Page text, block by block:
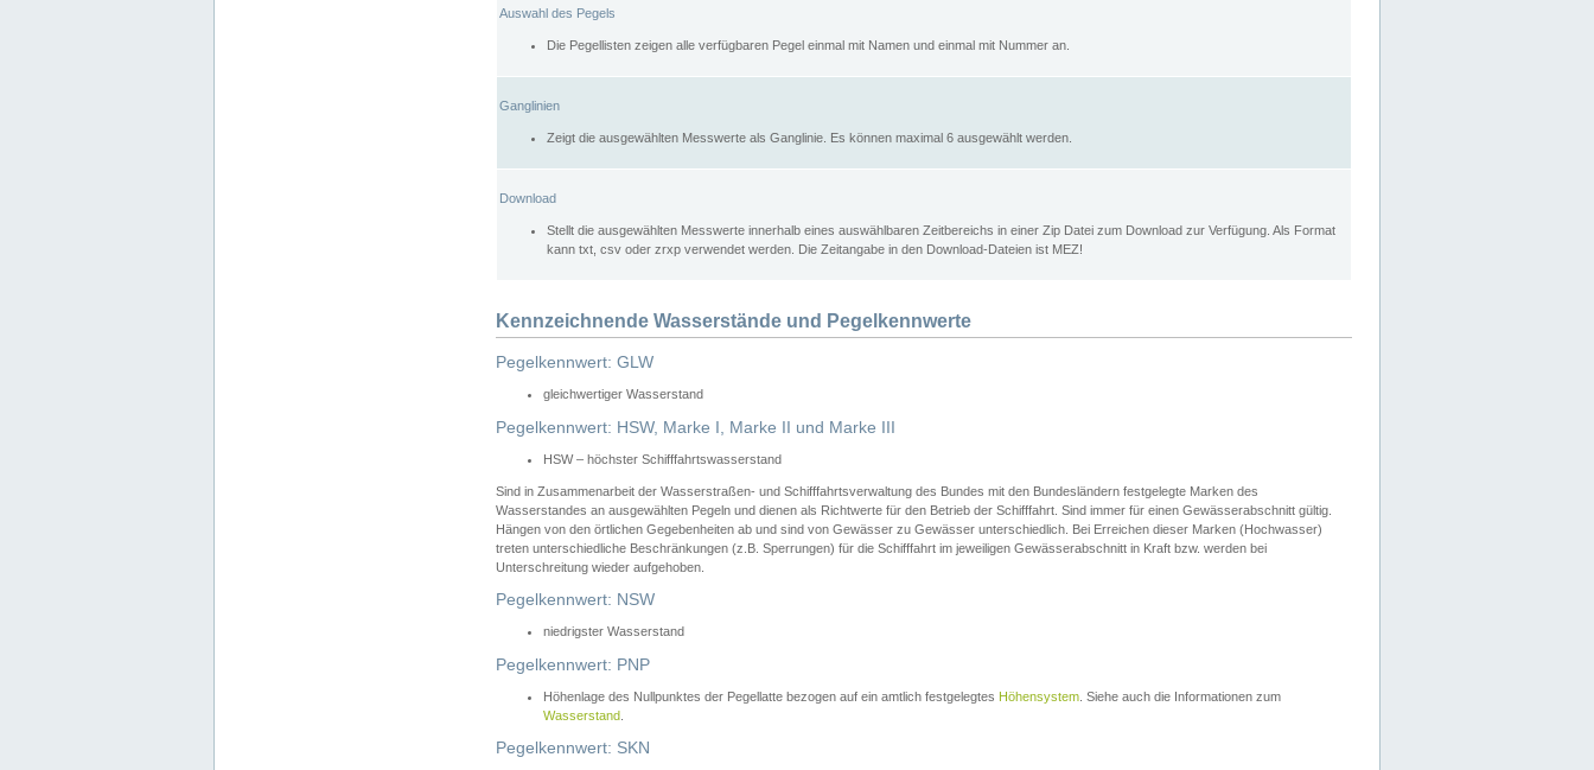
Auswahl des Pegels
Die Pegellisten zeigen alle verfügbaren Pegel einmal mit Namen und einmal mit Nummer an.
Ganglinien
Zeigt die ausgewählten Messwerte als Ganglinie. Es können maximal 6 ausgewählt werden.
Download
Stellt die ausgewählten Messwerte innerhalb eines auswählbaren Zeitbereichs in einer Zip Datei zum Download zur Verfügung. Als Format
kann txt, csv oder zrxp verwendet werden. Die Zeitangabe in den Download-Dateien ist MEZ!
Kennzeichnende Wasserstände und Pegelkennwerte
Pegelkennwert: GLW
gleichwertiger Wasserstand
Pegelkennwert: HSW, Marke I, Marke II und Marke III
HSW – höchster Schifffahrtswasserstand
Sind in Zusammenarbeit der Wasserstraßen- und Schifffahrtsverwaltung des Bundes mit den Bundesländern festgelegte Marken des
Wasserstandes an ausgewählten Pegeln und dienen als Richtwerte für den Betrieb der Schifffahrt. Sind immer für einen Gewässerabschnitt gültig.
Hängen von den örtlichen Gegebenheiten ab und sind von Gewässer zu Gewässer unterschiedlich. Bei Erreichen dieser Marken (Hochwasser)
treten unterschiedliche Beschränkungen (z.B. Sperrungen) für die Schifffahrt im jeweiligen Gewässerabschnitt in Kraft bzw. werden bei
Unterschreitung wieder aufgehoben.
Pegelkennwert: NSW
niedrigster Wasserstand
Pegelkennwert: PNP
Höhenlage des Nullpunktes der Pegellatte bezogen auf ein amtlich festgelegtes Höhensystem . Siehe auch die Informationen zum
Wasserstand
Pegelkennwert: SKN